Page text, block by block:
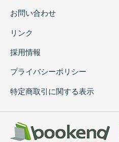
お問い合わせ
リンク
採用情報
プライバシーポリシー
特定商取引に関する表示